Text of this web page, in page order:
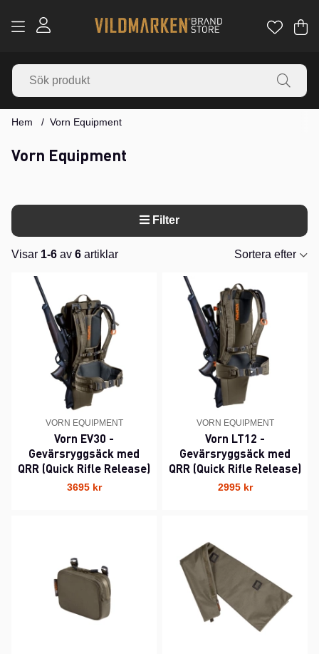
.
Hem Vorn Equipment
Vorn Equipment
Filter
Visar 1-6 av 6 artiklar
Sortera efter
Produkter
VORN EQUIPMENT
Vorn EV30 -
Gevärsryggsäck med
QRR (Quick Rifle Release)
3695 kr
VORN EQUIPMENT
Vorn LT12 -
Gevärsryggsäck med
QRR (Quick Rifle Release)
2995 kr